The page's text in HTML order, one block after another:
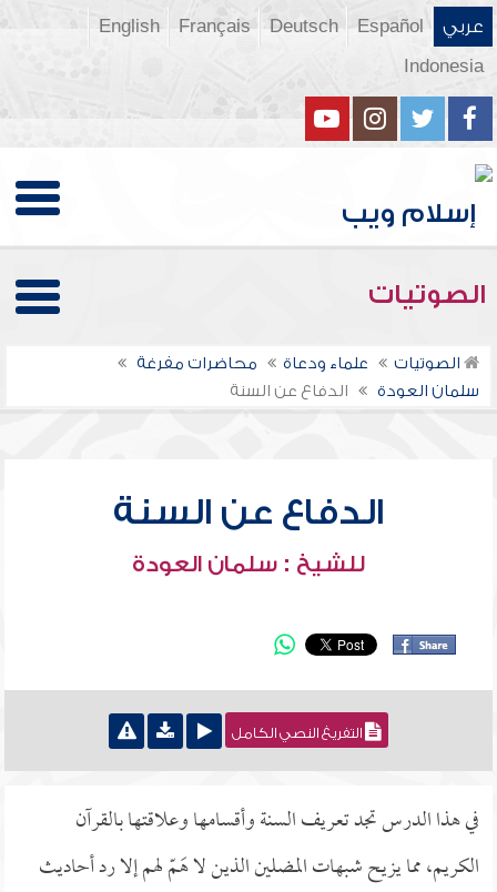
عربي Español
Deutsch
Français
English
Indonesia
الصوتيات
الصوتيات علماء ودعاة
محاضرات مفرغة
سلمان العودة
الدفاع عن السنة
الدفاع عن السنة
للشيخ : سلمان العودة
التفريغ النصي الكامل
في هذا الدرس تجد تعريف السنة وأقسامها وعلاقتها بالقرآن
الكريم، مما يزيح شبهات المضلين الذين لا هَمّ لهم إلا رد أحاديث